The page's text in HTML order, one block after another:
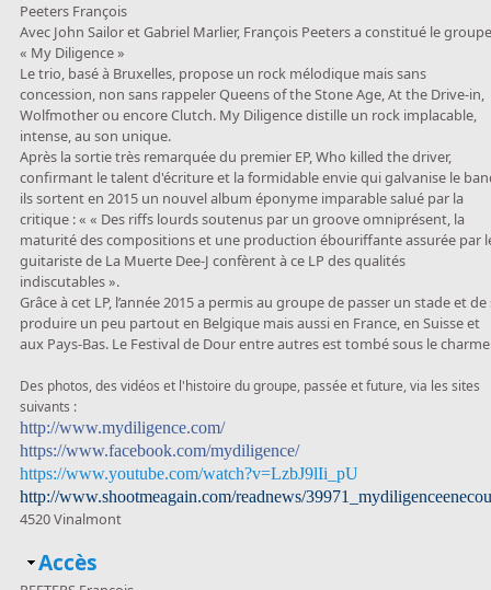
Peeters François
Avec John Sailor et Gabriel Marlier, François Peeters a constitué le
« My Diligence »
Le trio, basé à Bruxelles, propose un rock mélodique mais sans
concession, non sans rappeler Queens of the Stone Age, At the Drive-in,
Wolfmother ou encore Clutch. My Diligence distille un rock implacable,
intense, au son unique.
Après la sortie très remarquée du premier EP, Who killed the driver,
confirmant le talent d'écriture et la formidable envie qui galvanise le
ils sortent en 2015 un nouvel album éponyme imparable salué par la
critique : « « Des riffs lourds soutenus par un groove omniprésent, la
maturité des compositions et une production ébouriffante assurée par
guitariste de La Muerte Dee-J confèrent à ce LP des qualités
indiscutables ».
Grâce à cet LP, l’année 2015 a permis au groupe de passer un stade et de
produire un peu partout en Belgique mais aussi en France, en Suisse et
aux Pays-Bas. Le Festival de Dour entre autres est tombé sous le
Des photos, des vidéos et l'histoire du groupe, passée et future, via les sites
suivants :
http://www.mydiligence.com/
https://www.facebook.com/mydiligence/
https://www.youtube.com/watch?v=LzbJ9lIi_pU
http://www.shootmeagain.com/readnews/
4520 Vinalmont
Masquer
Accès